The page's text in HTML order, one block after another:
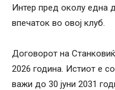
Интер пред околу една
впечаток во овој клуб.
Договорот на
2026 година. Истиот е
важи до 30 јуни 2031